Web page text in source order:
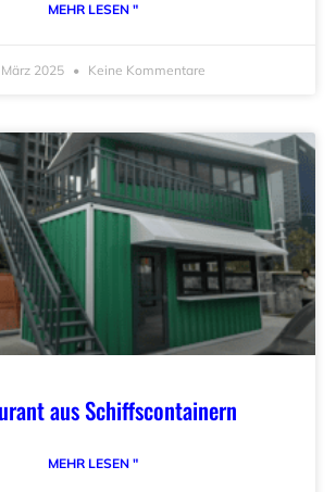
MEHR LESEN "
2025 Keine Kommentare
aus Schiffscontainern
MEHR LESEN "